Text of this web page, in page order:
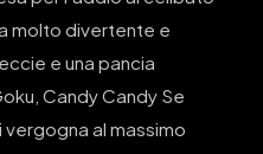
molto divertente e
e una pancia
Candy Candy Se
al massimo